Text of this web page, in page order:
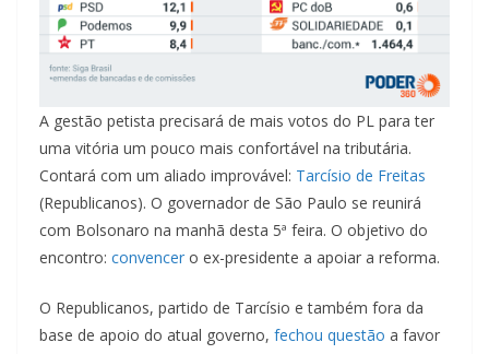
A gestão petista precisará de mais votos do PL para ter
uma vitória um pouco mais confortável na tributária.
Contará com um aliado improvável: Tarcísio de Freitas
(Republicanos). O governador de São Paulo se reunirá
com Bolsonaro na manhã desta 5ª feira. O objetivo do
encontro: convencer o ex-presidente a apoiar a reforma.
O Republicanos, partido de Tarcísio e também fora da
base de apoio do atual governo, fechou questão a favor